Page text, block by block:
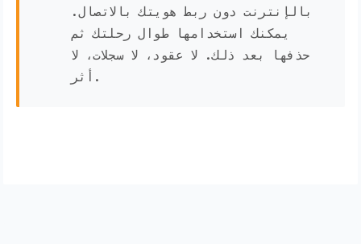
بالإنترنت دون ربط هويتك بالاتصال.
يمكنك استخدامها طوال رحلتك ثم
حذفها بعد ذلك. لا عقود، لا سجلات، لا
أثر.